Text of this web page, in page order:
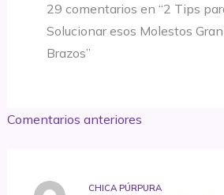
29 comentarios en “2 Tips
Solucionar esos Molestos
Brazos”
Comentarios
Comentarios anteriores
CHICA PÚRPURA